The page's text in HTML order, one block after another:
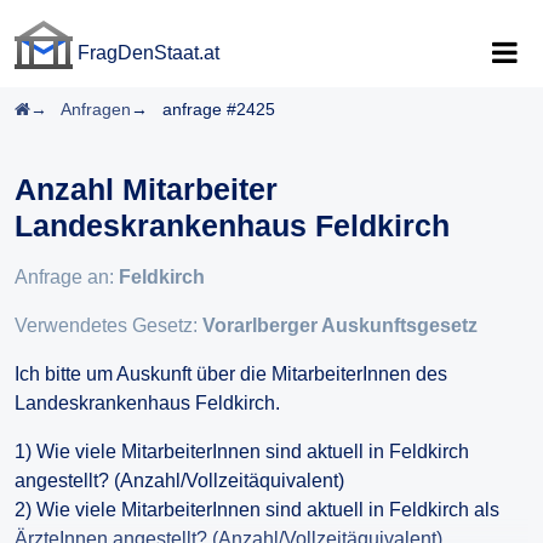
FragDenStaat.at
Startseite
Anfragen anfrage #2425
Anzahl Mitarbeiter
Landeskrankenhaus Feldkirch
Anfrage an: Feldkirch
Verwendetes Gesetz: Vorarlberger Auskunftsgesetz
Ich bitte um Auskunft über die MitarbeiterInnen des
Landeskrankenhaus Feldkirch.
1) Wie viele MitarbeiterInnen sind aktuell in Feldkirch
angestellt? (Anzahl/Vollzeitäquivalent)
2) Wie viele MitarbeiterInnen sind aktuell in Feldkirch als
ÄrzteInnen angestellt? (Anzahl/Vollzeitäquivalent)